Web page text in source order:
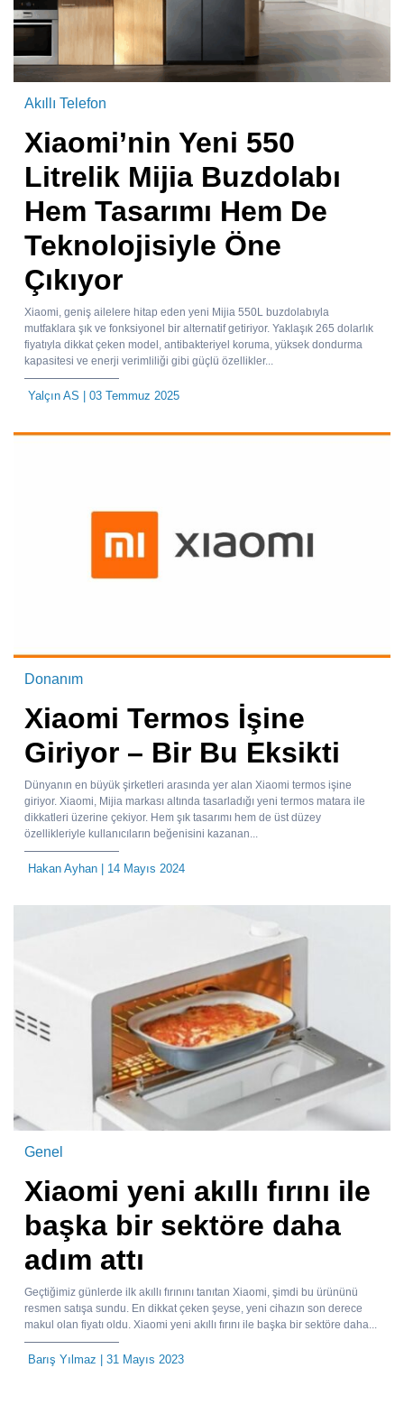
Akıllı Telefon
Xiaomi’nin Yeni 550
Litrelik Mijia Buzdolabı
Hem Tasarımı Hem De
Teknolojisiyle Öne
Çıkıyor
Xiaomi, geniş ailelere hitap eden yeni Mijia 550L buzdolabıyla
mutfaklara şık ve fonksiyonel bir alternatif getiriyor. Yaklaşık 265 dolarlık
fiyatıyla dikkat çeken model, antibakteriyel koruma, yüksek dondurma
kapasitesi ve enerji verimliliği gibi güçlü özellikler...
Yalçın AS | 03 Temmuz 2025
Donanım
Xiaomi Termos İşine
Giriyor – Bir Bu Eksikti
Dünyanın en büyük şirketleri arasında yer alan Xiaomi termos işine
giriyor. Xiaomi, Mijia markası altında tasarladığı yeni termos matara ile
dikkatleri üzerine çekiyor. Hem şık tasarımı hem de üst düzey
özellikleriyle kullanıcıların beğenisini kazanan...
Hakan Ayhan | 14 Mayıs 2024
Genel
Xiaomi yeni akıllı fırını ile
başka bir sektöre daha
adım attı
Geçtiğimiz günlerde ilk akıllı fırınını tanıtan Xiaomi, şimdi bu ürününü
resmen satışa sundu. En dikkat çeken şeyse, yeni cihazın son derece
makul olan fiyatı oldu. Xiaomi yeni akıllı fırını ile başka bir sektöre daha...
Barış Yılmaz | 31 Mayıs 2023